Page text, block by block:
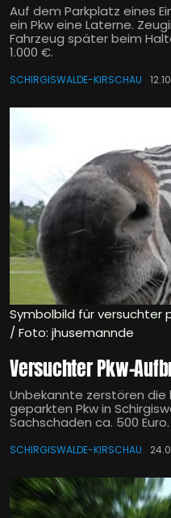
Auf dem Parkplatz eines
ein Pkw eine Laterne.
Fahrzeug später beim
1.000 €.
SCHIRGISWALDE-KIRSCHAU
Symbolbild für versuchter
/ Foto: jhusemannde
Versuchter Pkw-
Unbekannte zerstören
geparkten Pkw in
Sachschaden ca. 500
SCHIRGISWALDE-KIRSCHAU